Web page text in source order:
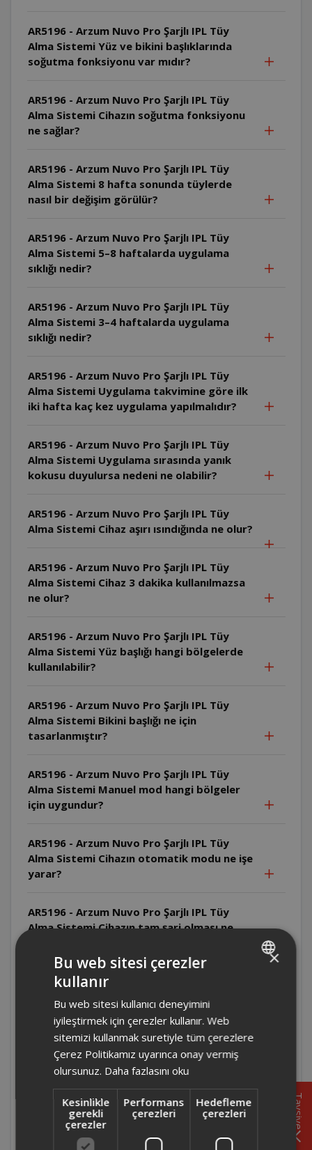
AR5196 - Arzum Nuvo Pro Şarjlı IPL Tüy
Alma Sistemi Yüz ve bikini başlıklarında
soğutma fonksiyonu var mıdır?
AR5196 - Arzum Nuvo Pro Şarjlı IPL Tüy
Alma Sistemi Cihazın soğutma fonksiyonu
ne sağlar?
AR5196 - Arzum Nuvo Pro Şarjlı IPL Tüy
Alma Sistemi 8 hafta sonunda tüylerde
nasıl bir değişim görülür?
AR5196 - Arzum Nuvo Pro Şarjlı IPL Tüy
Alma Sistemi 5–8 haftalarda uygulama
sıklığı nedir?
AR5196 - Arzum Nuvo Pro Şarjlı IPL Tüy
Alma Sistemi 3–4 haftalarda uygulama
sıklığı nedir?
AR5196 - Arzum Nuvo Pro Şarjlı IPL Tüy
Alma Sistemi Uygulama takvimine göre ilk
iki hafta kaç kez uygulama yapılmalıdır?
AR5196 - Arzum Nuvo Pro Şarjlı IPL Tüy
Alma Sistemi Uygulama sırasında yanık
kokusu duyulursa nedeni ne olabilir?
AR5196 - Arzum Nuvo Pro Şarjlı IPL Tüy
Alma Sistemi Cihaz aşırı ısındığında ne olur?
AR5196 - Arzum Nuvo Pro Şarjlı IPL Tüy
Alma Sistemi Cihaz 3 dakika kullanılmazsa
ne olur?
AR5196 - Arzum Nuvo Pro Şarjlı IPL Tüy
Alma Sistemi Yüz başlığı hangi bölgelerde
kullanılabilir?
AR5196 - Arzum Nuvo Pro Şarjlı IPL Tüy
Alma Sistemi Bikini başlığı ne için
tasarlanmıştır?
AR5196 - Arzum Nuvo Pro Şarjlı IPL Tüy
Alma Sistemi Manuel mod hangi bölgeler
için uygundur?
AR5196 - Arzum Nuvo Pro Şarjlı IPL Tüy
Alma Sistemi Cihazın otomatik modu ne işe
yarar?
AR5196 - Arzum Nuvo Pro Şarjlı IPL Tüy
Alma Sistemi Cihazın tam şarj olması ne
AR5196 - Arzum Nuvo Pro Şarjlı IPL Tüy
olduğunda kaç atım yapabilir?
AR5196 - Arzum Nuvo Pro Şarjlı IPL Tüy
Alma Sistemi Epilasyon kremi veya ağda
AR5196 - Arzum Nuvo Pro Şarjlı IPL Tüy
Alma Sistemi Uygulama öncesi tüyler nasıl
Tavsiye
×
Bu web sitesi çerezler
kullanır
Bu web sitesi kullanıcı deneyimini
iyileştirmek için çerezler kullanır. Web
sitemizi kullanmak suretiyle tüm çerezlere
Çerez Politikamız uyarınca onay vermiş
olursunuz. Daha fazlasını oku
Kesinlikle
gerekli
çerezler
Performans
çerezleri
Hedefleme
çerezleri